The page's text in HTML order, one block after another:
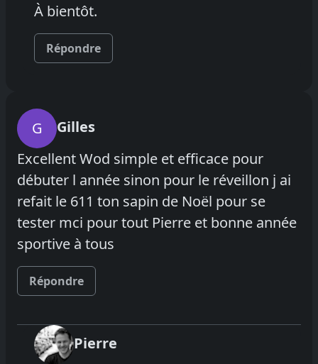
À bientôt.
Répondre
G
Gilles
Excellent Wod simple et efficace pour
débuter l année sinon pour le réveillon j ai
refait le 611 ton sapin de Noël pour se
tester mci pour tout Pierre et bonne année
sportive à tous
Répondre
Pierre